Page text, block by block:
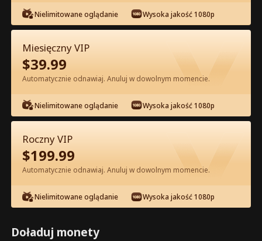
Odcinek 58 - Pocałuj Mnie po Raz
Ostatni Pełna Wersja Filmu
0-49 50-90 Wszystkie Odcinki
58 59 60 61 62
Nielimitowane oglądanie Wysoka jakość 1080p
Miesięczny VIP
$39.99
Automatycznie odnawiaj. Anuluj w dowolnym momencie.
Nielimitowane oglądanie Wysoka jakość 1080p
Roczny VIP
$199.99
Automatycznie odnawiaj. Anuluj w dowolnym momencie.
Nielimitowane oglądanie Wysoka jakość 1080p
Doładuj monety